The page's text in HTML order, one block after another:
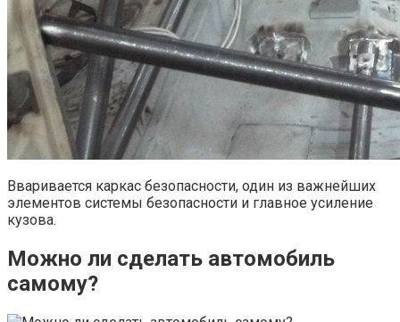
Вваривается каркас безопасности, один из важнейших
элементов системы безопасности и главное усиление
кузова.
Можно ли сделать автомобиль
самому?